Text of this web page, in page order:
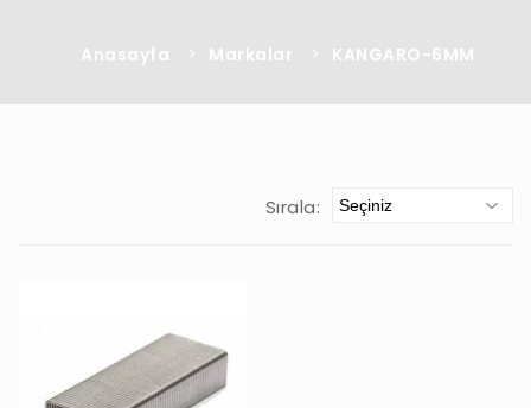
Anasayfa > Markalar > KANGARO-6MM
Sırala: